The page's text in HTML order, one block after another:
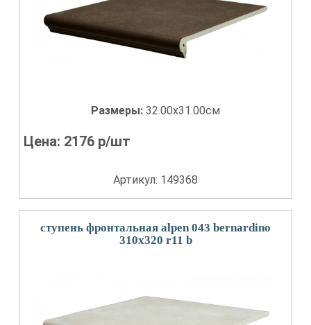
Размеры: 32.00x31.00см
Цена: 2176 р/шт
Артикул: 149368
ступень фронтальная alpen 043 bernardino
310x320 r11 b